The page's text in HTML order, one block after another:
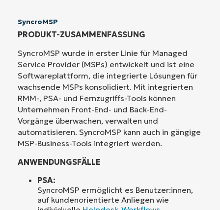
SyncroMSP
PRODUKT-ZUSAMMENFASSUNG
SyncroMSP wurde in erster Linie für Managed
Service Provider (MSPs) entwickelt und ist eine
Softwareplattform, die integrierte Lösungen für
wachsende MSPs konsolidiert. Mit integrierten
RMM-, PSA- und Fernzugriffs-Tools können
Unternehmen Front-End- und Back-End-
Vorgänge überwachen, verwalten und
automatisieren. SyncroMSP kann auch in gängige
MSP-Business-Tools integriert werden.
ANWENDUNGSFÄLLE
PSA:
SyncroMSP ermöglicht es Benutzer:innen,
auf kundenorientierte Anliegen wie